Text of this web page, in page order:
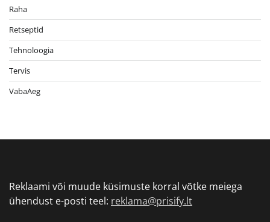
Raha
Retseptid
Tehnoloogia
Tervis
VabaAeg
Reklaami või muude küsimuste korral võtke meiega
ühendust e-posti teel: reklama@prisify.lt